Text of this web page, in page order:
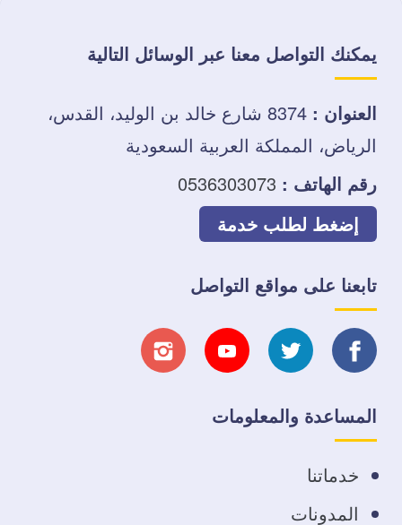
يمكنك التواصل معنا عبر الوسائل التالية
العنوان :
8374 شارع خالد بن الوليد، القدس،
الرياض، المملكة العربية السعودية
رقم الهاتف : 0536303073
إضغط لطلب خدمة
تابعنا على مواقع التواصل
تابعنا
على
فيسبوك
تابعنا
على
تابعنا تابعنا
المساعدة والمعلومات
خدماتنا
المدونات